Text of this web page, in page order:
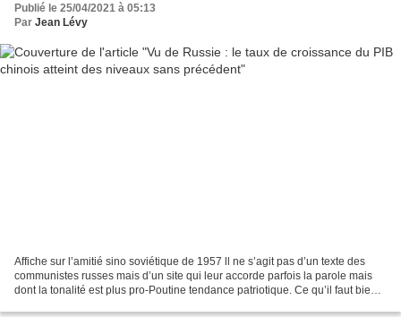
Publié le 25/04/2021 à 05:13
Par Jean Lévy
Affiche sur l’amitié sino soviétique de 1957 ll ne s’agit pas d’un texte des
communistes russes mais d’un site qui leur accorde parfois la parole mais
dont la tonalité est plus pro-Poutine tendance patriotique. Ce qu’il faut bien